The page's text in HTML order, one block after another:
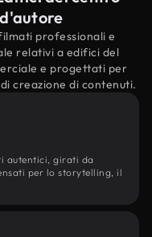
professionali e
relativi a edifici del
e progettati per
creazione di contenuti.
autentici, girati da
per lo storytelling, il